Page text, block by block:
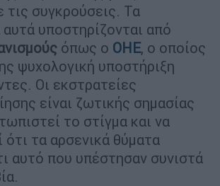
τις συγκρούσεις. Τα
υποστηρίζονται από
όπως ο ΟΗΕ, ο οποίος
ψυχολογική υποστήριξη
Οι εκστρατείες
είναι ζωτικής σημασίας
το στίγμα και να
ότι τα αρσενικά θύματα
αυτό που υπέστησαν συνιστά